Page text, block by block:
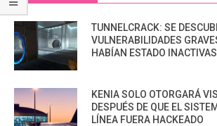
TUNNELCRACK: SE
VULNERABILIDADES
HABÍAN ESTADO
KENIA SOLO OTORGARÁ
DESPUÉS DE QUE EL
LÍNEA FUERA HACKEADO